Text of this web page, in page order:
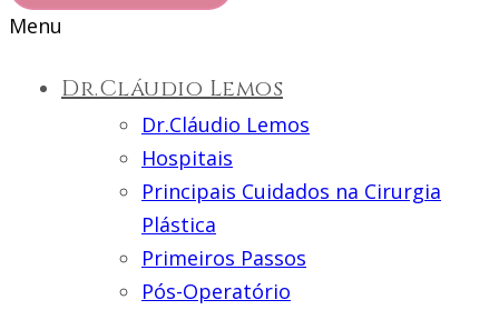
Menu
Dr.Cláudio Lemos
Dr.Cláudio Lemos
Hospitais
Principais Cuidados na Cirurgia
Plástica
Primeiros Passos
Pós-Operatório